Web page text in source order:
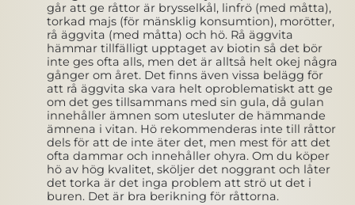
går att ge råttor är brysselkål, linfrö (med måtta),
torkad majs (för mänsklig konsumtion), morötter,
rå äggvita (med måtta) och hö. Rå äggvita
hämmar tillfälligt upptaget av biotin så det bör
inte ges ofta alls, men det är alltså helt okej några
gånger om året. Det finns även vissa belägg för
att rå äggvita ska vara helt oproblematiskt att ge
om det ges tillsammans med sin gula, då gulan
innehåller ämnen som utesluter de hämmande
ämnena i vitan. Hö rekommenderas inte till råttor
dels för att de inte äter det, men mest för att det
ofta dammar och innehåller ohyra. Om du köper
hö av hög kvalitet, sköljer det noggrant och låter
det torka är det inga problem att strö ut det i
buren. Det är bra berikning för råttorna.